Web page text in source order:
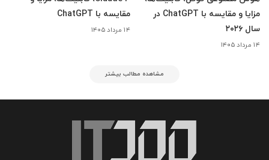
مزایا و مقایسه با ChatGPT در
سال ۲۰۲۶
۱۴ مرداد ۱۴۰۵
مقایسه با ChatGPT
۱۴ مرداد ۱۴۰۵
مشاهده مطالب بیشتر